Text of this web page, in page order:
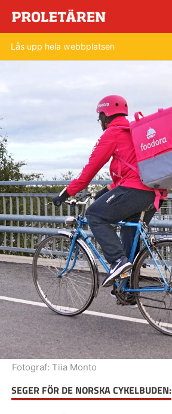
Lås upp hela webbplatsen
SEGER FÖR DE NORSKA CYKELBUDEN:
Fotograf: Tiia Monto